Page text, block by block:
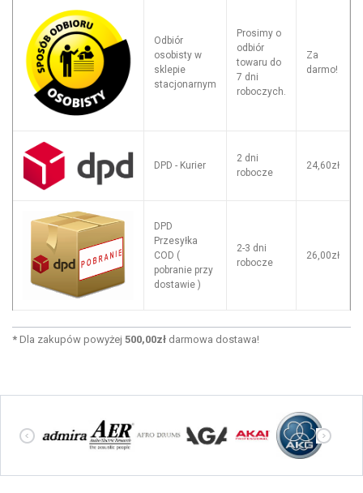
Odbiór
osobisty w
sklepie
stacjonarnym
Prosimy o
odbiór
towaru do
7 dni
roboczych.
Za
darmo!
DPD - Kurier
2 dni
robocze
24,60zł
DPD
Przesyłka
COD (
pobranie przy
dostawie )
2-3 dni
robocze
26,00zł
* Dla zakupów powyżej 500,00zł darmowa dostawa!